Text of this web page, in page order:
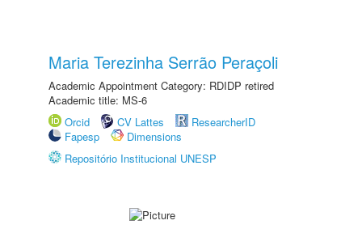
Maria Terezinha Serrão Peraçoli
Academic Appointment Category: RDIDP retired
Academic title: MS-6
Orcid
CV Lattes
ResearcherID
Fapesp
Dimensions
Repositório Institucional UNESP